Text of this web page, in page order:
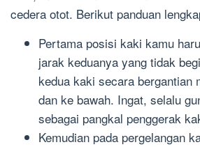
cedera otot. Berikut panduan
Pertama posisi kaki kamu
jarak keduanya yang tidak
kedua kaki secara bergantian
dan ke bawah. Ingat, selalu
sebagai pangkal penggerak
Kemudian pada pergelangan